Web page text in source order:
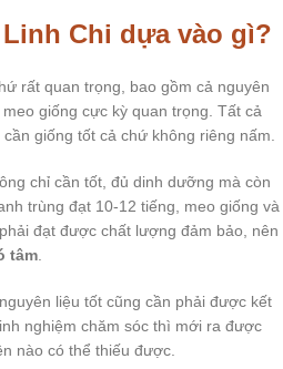
Chi dựa vào gì?
rất quan trọng, bao gồm cả nguyên
giống cực kỳ quan trọng. Tất cả
giống tốt cả chứ không riêng nấm.
chỉ cần tốt, đủ dinh dưỡng mà còn
trùng đạt 10-12 tiếng, meo giống và
đạt được chất lượng đảm bảo, nên
tâm
liệu tốt cũng cần phải được kết
nghiệm chăm sóc thì mới ra được
nào có thể thiếu được.